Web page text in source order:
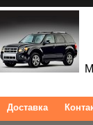
Доставка